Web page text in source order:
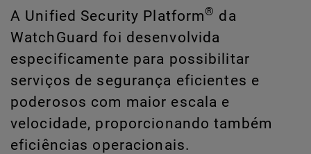
A Unified Security Platform® da
WatchGuard foi desenvolvida
especificamente para possibilitar
serviços de segurança eficientes e
poderosos com maior escala e
velocidade, proporcionando também
eficiências operacionais.